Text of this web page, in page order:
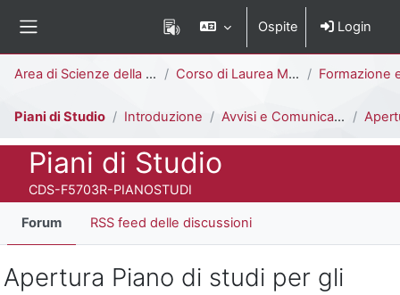
Ospite Login
Area di Scienze della Formazione Corso di Laurea Magistrale Formazione e Sviluppo delle Risorse Umane
Piani di Studio Introduzione Avvisi e Comunicazioni Apertura Piano di studi per gli
Titolo del corso
Piani di Studio
Codice identificativo del corso
CDS-F5703R-PIANOSTUDI
Forum RSS feed delle discussioni
Apertura Piano di studi per gli